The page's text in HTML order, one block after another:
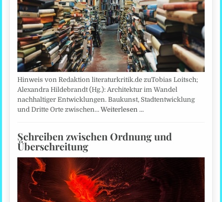
Hinweis von Redaktion literaturkritik.de zuTobias Loitsch;
Alexandra Hildebrandt (Hg.): Architektur im Wandel
nachhaltiger Entwicklungen. Baukunst, Stadtentwicklung
und Dritte Orte zwischen…Weiterlesen …
Schreiben zwischen Ordnung und
Überschreitung